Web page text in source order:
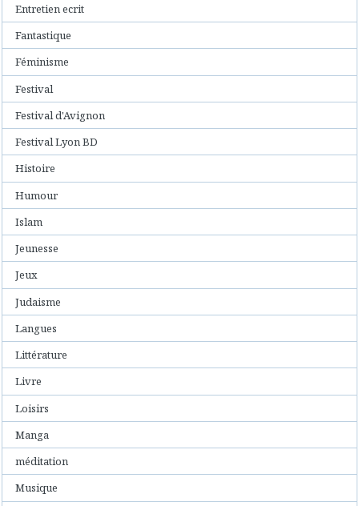
Entretien ecrit
Fantastique
Féminisme
Festival
Festival d'Avignon
Festival Lyon BD
Histoire
Humour
Islam
Jeunesse
Jeux
Judaisme
Langues
Littérature
Livre
Loisirs
Manga
méditation
Musique